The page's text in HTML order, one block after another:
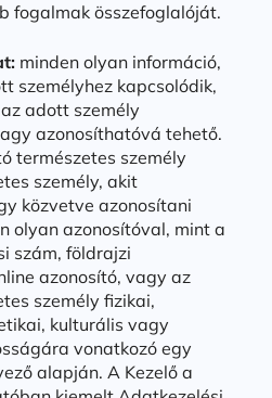
fogalmak összefoglalóját.
minden olyan információ,
személyhez kapcsolódik,
adott személy
azonosíthatóvá tehető.
természetes személy
személy, akit
közvetve azonosítani
olyan azonosítóval, mint a
szám, földrajzi
azonosító, vagy az
személy fizikai,
kulturális vagy
vonatkozó egy
alapján. A Kezelő a